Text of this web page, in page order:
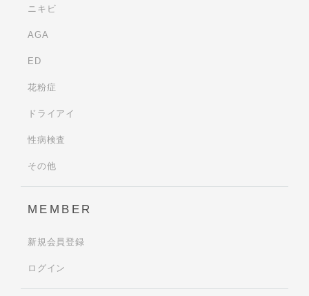
ニキビ
AGA
ED
花粉症
ドライアイ
性病検査
その他
MEMBER
新規会員登録
ログイン